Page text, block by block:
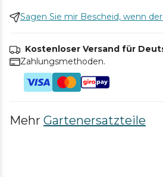
Sagen Sie mir Bescheid, wenn
Kostenloser Versand für
Zahlungsmethoden.
Mehr Gartenersatzteile